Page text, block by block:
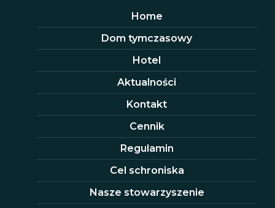
Home
Dom tymczasowy
Hotel
Aktualności
Kontakt
Cennik
Regulamin
Cel schroniska
Nasze stowarzyszenie